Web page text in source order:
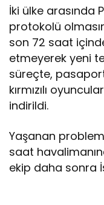
İki ülke arasında
protokolü
son 72 saat
etmeyerek yeni
süreçte,
kırmızılı
indirildi.
Yaşanan
saat
ekip daha sonra